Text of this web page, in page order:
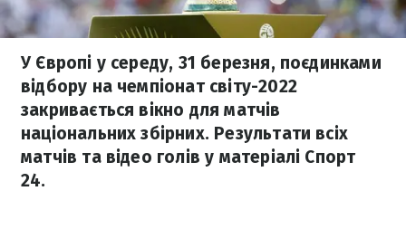
У Європі у середу, 31 березня, поєдинками
відбору на чемпіонат світу-2022
закривається вікно для матчів
національних збірних. Результати всіх
матчів та відео голів у матеріалі Спорт
24.